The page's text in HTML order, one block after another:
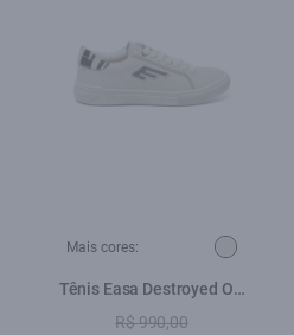
Mais cores:
Tênis Easa Destroyed Off
White
R$ 990,00